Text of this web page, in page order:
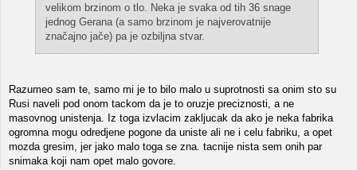
velikom brzinom o tlo. Neka je svaka od tih 36 snage
jednog Gerana (a samo brzinom je najverovatnije
značajno jače) pa je ozbiljna stvar.
Razumeo sam te, samo mi je to bilo malo u suprotnosti sa onim sto su
Rusi naveli pod onom tackom da je to oruzje preciznosti, a ne
masovnog unistenja. Iz toga izvlacim zakljucak da ako je neka fabrika
ogromna mogu odredjene pogone da uniste ali ne i celu fabriku, a opet
mozda gresim, jer jako malo toga se zna. tacnije nista sem onih par
snimaka koji nam opet malo govore.